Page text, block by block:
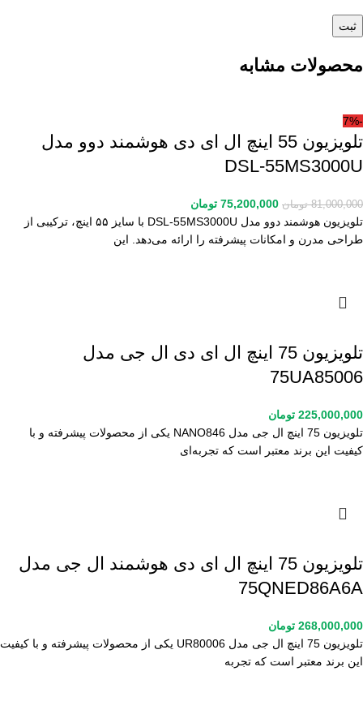
محصولات مشابه
-7%
تلویزیون 55 اینچ ال ای دی هوشمند دوو مدل
DSL-55MS3000U
81,000,000 تومان 75,200,000 تومان
تلویزیون هوشمند دوو مدل DSL-55MS3000U با سایز ۵۵ اینچ، ترکیبی از
طراحی مدرن و امکانات پیشرفته را ارائه می‌دهد. این
تلویزیون 75 اینچ ال ای دی ال جی مدل
75UA85006
225,000,000 تومان
تلویزیون 75 اینچ ال جی مدل NANO846 یکی از محصولات پیشرفته و با
کیفیت این برند معتبر است که تجربه‌ای
تلویزیون 75 اینچ ال ای دی هوشمند ال جی مدل
75QNED86A6A
268,000,000 تومان
تلویزیون 75 اینچ ال جی مدل UR80006 یکی از محصولات پیشرفته و با کیفیت
این برند معتبر است که تجربه